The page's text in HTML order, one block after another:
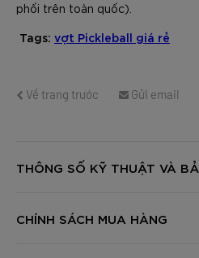
phối trên toàn quốc).
Tags: vợt Pickleball giá rẻ
Về trang trước Gửi email
THÔNG SỐ KỸ THUẬT VÀ
CHÍNH SÁCH MUA HÀNG